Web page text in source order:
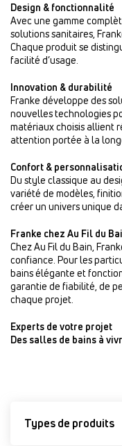
Design & fonctionnalité
Avec une gamme
solutions sanitaires,
Chaque produit se
facilité d’usage.
Innovation & durabilité
Franke développe des
nouvelles technologies
matériaux choisis allient
attention portée à la
Confort &
Du style classique au
variété de modèles,
créer un univers unique
Franke chez Au Fil du
Chez Au Fil du Bain,
confiance. Pour les
bains élégante et
garantie de fiabilité, de
chaque projet.
Experts de votre projet
Des salles de bains à
Types de produits